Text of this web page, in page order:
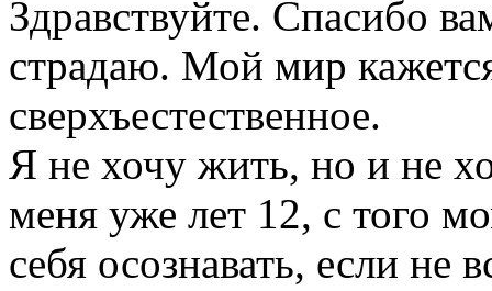
Здравствуйте. Спасибо
страдаю. Мой мир
сверхъестественное.
Я не хочу жить, но и не
меня уже лет 12, с того
себя осознавать, если